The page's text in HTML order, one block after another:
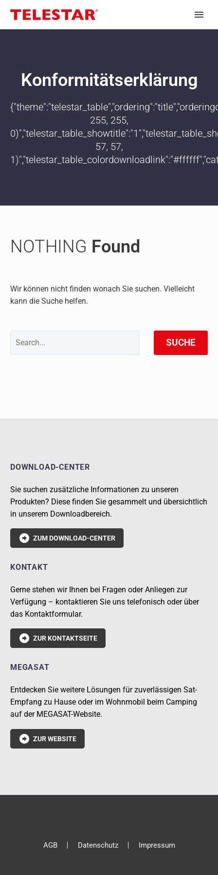
Konformitätserklärung
255, 255,
57, 57,
NOTHING Found
Wir können nicht finden wonach Sie suchen. Vielleicht
kann die Suche helfen.
SUCHE
DOWNLOAD-CENTER
Sie suchen zusätzliche Informationen zu unseren
Produkten? Diese finden Sie gesammelt und übersichtlich
in unserem Downloadbereich.
 ZUM DOWNLOAD-CENTER
KONTAKT
Gerne stehen wir Ihnen bei Fragen oder Anliegen zur
Verfügung – kontaktieren Sie uns telefonisch oder über
das Kontaktformular.
 ZUR KONTAKTSEITE
MEGASAT
Entdecken Sie weitere Lösungen für zuverlässigen Sat-
Empfang zu Hause oder im Wohnmobil beim Camping
auf der MEGASAT-Website.
 ZUR WEBSITE
AGB Datenschutz Impressum